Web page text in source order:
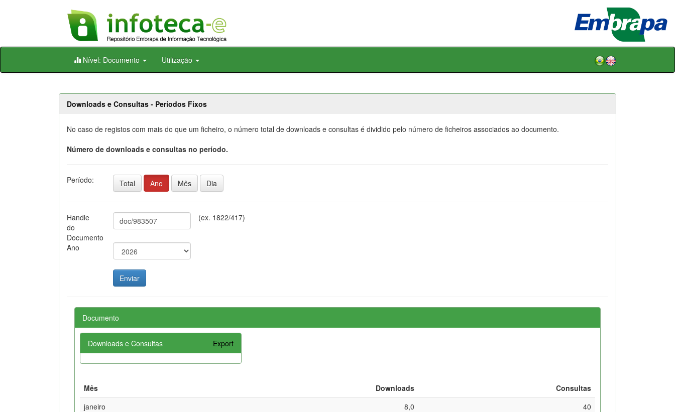
Skip
Nível: Documento Utilização
Downloads e Consultas - Períodos Fixos
No caso de registos com mais do que um ficheiro, o número total de downloads e consultas é dividido pelo número de ficheiros associados ao documento.
Número de downloads e consultas no período.
Período: Total Ano Mês Dia
Handle
do
Documento
(ex. 1822/417)
Ano
Documento
Downloads e Consultas Export
Mês Downloads
Consultas
janeiro
8,0
40